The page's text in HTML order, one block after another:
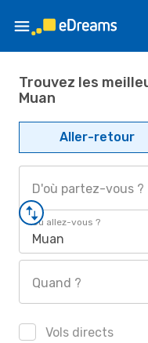
Trouvez les
Muan
Aller-retour
D'où partez-vous ?
Où allez-vous ?
Muan
Quand ?
Vols directs